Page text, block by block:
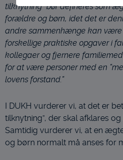
tilknytning” bør defineres som
forældre og børn, idet det er
andre sammenhænge kan
forskellige praktiske opgaver i
kollegaer og fjernere
for at være personer med en
lovens forstand.”
I DUKH vurderer vi, at det er
tilknytning”, der skal afklares
Samtidig vurderer vi, at en
og børn normalt må anses for
navigation, adgangskontrol
kan derfor ikke fravælges.
Statistik
Statistik-cookies bruges til
brugervenlighed og
hjemmeside. Fx ved at
Personalisering
Personaliserings-cookies
indsamler brugerens
flere hjemmesider og